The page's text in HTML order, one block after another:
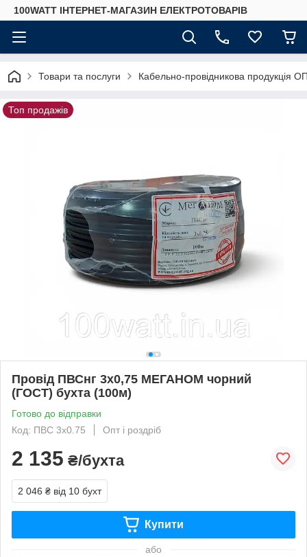
100WATT ІНТЕРНЕТ-МАГАЗИН ЕЛЕКТРОТОВАРІВ
Товари та послуги Кабельно-провідникова продукція
Топ продажів
Провід ПВСнг 3х0,75 МЕГАНОМ чорний
(ГОСТ) бухта (100м)
Готово до відправки
Код: ПВС 3х0.75
Опт і роздріб
2 135 ₴/бухта
2 046 ₴ від 10 бухт
Купити
або